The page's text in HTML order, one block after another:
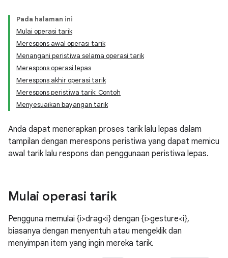
Pada halaman ini
Mulai operasi tarik
Merespons awal operasi tarik
Menangani peristiwa selama operasi tarik
Merespons operasi lepas
Merespons akhir operasi tarik
Merespons peristiwa tarik: Contoh
Menyesuaikan bayangan tarik
Anda dapat menerapkan proses tarik lalu lepas dalam
tampilan dengan merespons peristiwa yang dapat memicu
awal tarik lalu respons dan penggunaan peristiwa lepas.
Mulai operasi tarik
Pengguna memulai {i>drag<i} dengan {i>gesture<i},
biasanya dengan menyentuh atau mengeklik dan
menyimpan item yang ingin mereka tarik.